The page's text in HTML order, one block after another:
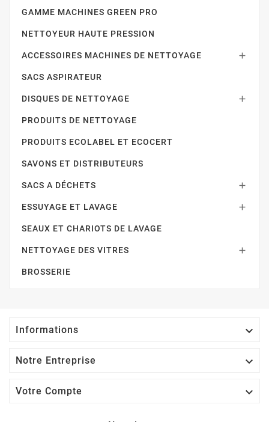
GAMME MACHINES GREEN PRO
NETTOYEUR HAUTE PRESSION
ACCESSOIRES MACHINES DE NETTOYAGE 
SACS ASPIRATEUR
DISQUES DE NETTOYAGE 
PRODUITS DE NETTOYAGE
PRODUITS ECOLABEL ET ECOCERT
SAVONS ET DISTRIBUTEURS
SACS A DÉCHETS 
ESSUYAGE ET LAVAGE 
SEAUX ET CHARIOTS DE LAVAGE
NETTOYAGE DES VITRES 
BROSSERIE
Informations 
Notre Entreprise 
Votre Compte 